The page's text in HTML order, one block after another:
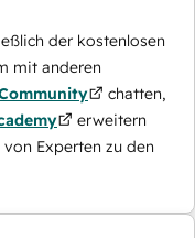
der kostenlosen
mit anderen
chatten,
erweitern
von Experten zu den